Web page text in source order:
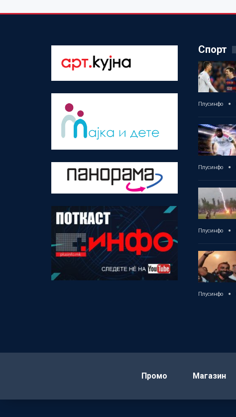
Спорт
Плусинфо
Плусинфо
Плусинфо
Плусинфо
Промо Магазин